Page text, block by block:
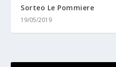
Sorteo Le Pommiere
19/05/2019